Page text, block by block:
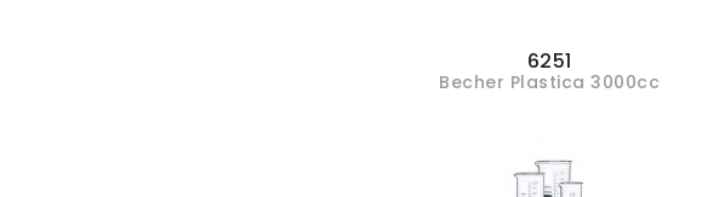
6251
Becher Plastica 3000cc